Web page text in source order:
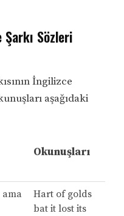
Sözleri
İngilizce
aşağıdaki
Okunuşları
Hart of golds
bat it lost its